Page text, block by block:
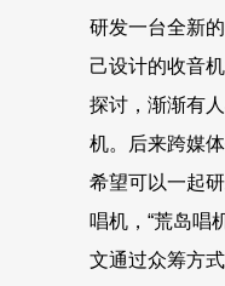
研发一台全新
己设计的收音
探讨，渐渐有
机。后来跨媒
希望可以一起
唱机，“荒岛唱
文通过众筹方